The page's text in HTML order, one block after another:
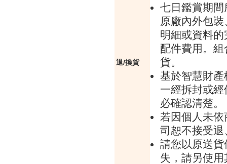
退/換貨
七日鑑賞期
原廠內外包
明細或資料
配件費用。
貨。
基於智慧財
一經拆封或
必確認清楚。
若因個人未
司恕不接受
請您以原送
失，請另使